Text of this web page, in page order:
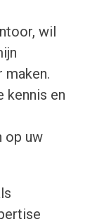
wil
maken.
kennis en
op uw